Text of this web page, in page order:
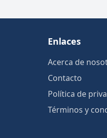
Enlaces
Acerca de
Contacto
Política de
Términos y